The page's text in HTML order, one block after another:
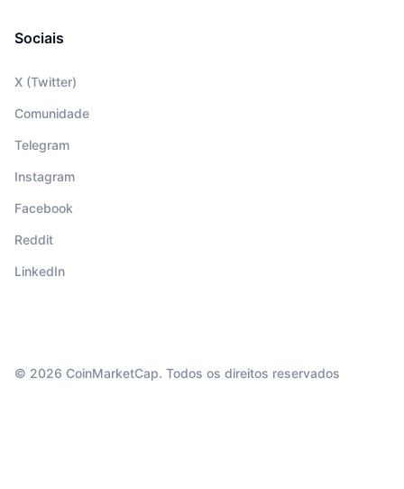
Sociais
X (Twitter)
Comunidade
Telegram
Instagram
Facebook
Reddit
LinkedIn
© 2026 CoinMarketCap. Todos os direitos reservados